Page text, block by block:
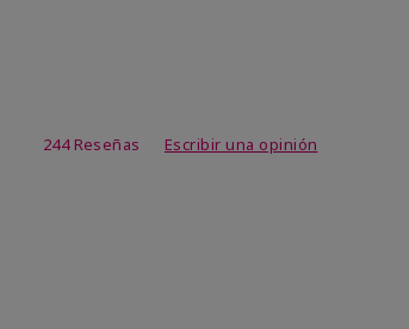
244 Reseñas Escribir una opinión